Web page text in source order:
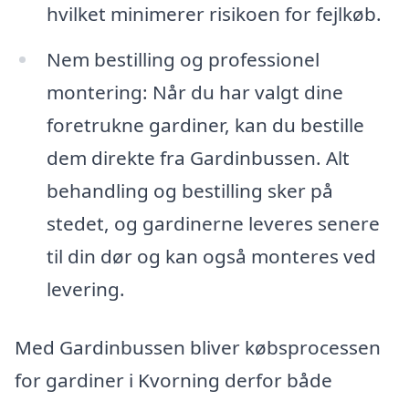
hvilket minimerer risikoen for fejlkøb.
Nem bestilling og professionel
montering: Når du har valgt dine
foretrukne gardiner, kan du bestille
dem direkte fra Gardinbussen. Alt
behandling og bestilling sker på
stedet, og gardinerne leveres senere
til din dør og kan også monteres ved
levering.
Med Gardinbussen bliver købsprocessen
for gardiner i Kvorning derfor både